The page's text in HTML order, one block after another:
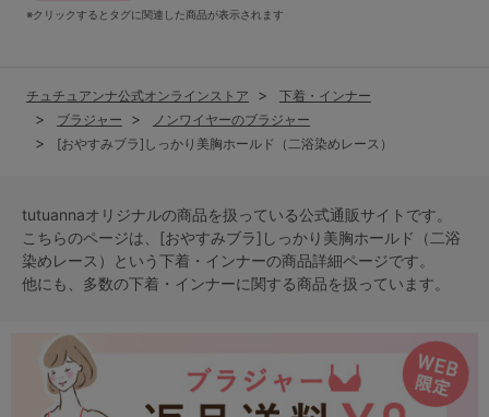
※クリックするとタグに関連した商品が表示されます
チュチュアンナ公式オンラインストア
下着・インナー
ブラジャー
ノンワイヤーのブラジャー
[おやすみブラ]しっかり美胸ホールド（二浴染めレース）
tutuannaオリジナルの商品を扱っている公式通販サイトです。
こちらのページは、[おやすみブラ]しっかり美胸ホールド（二浴
染めレース）という下着・インナーの商品詳細ページです。
他にも、多数の下着・インナーに関する商品を扱っています。